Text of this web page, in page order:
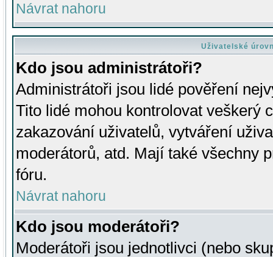
Návrat nahoru
Uživatelské
Kdo jsou administrátoři?
Administrátoři jsou lidé pověření
Tito lidé mohou kontrolovat veškerý
zakazování uživatelů, vytváření
moderátorů, atd. Mají také všechny
fóru.
Návrat nahoru
Kdo jsou moderátoři?
Moderátoři jsou jednotlivci (nebo